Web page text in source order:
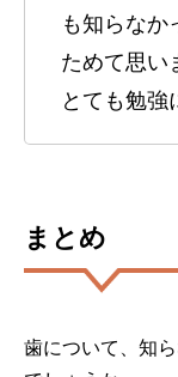
も知らなか
ためて思い
とても勉強
まとめ
歯について、知